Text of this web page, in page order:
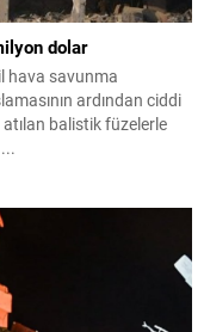
dolar
hava savunma
ardından ciddi
atılan balistik füzelerle